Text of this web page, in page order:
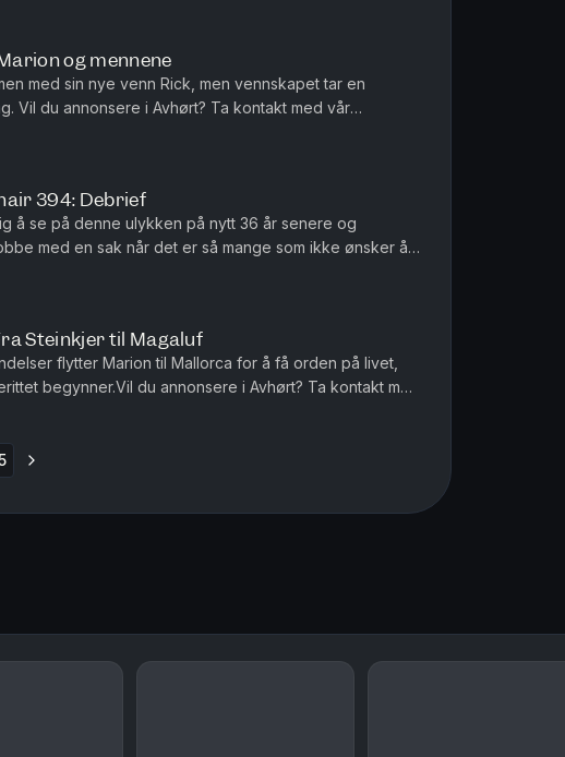
og mennene
med sin nye venn Rick, men vennskapet tar en
Vil du annonsere i Avhørt? Ta kontakt med vår
Media AS har redaktøransvar for denne pod...
394: Debrief
å se på denne ulykken på nytt 36 år senere og
med en sak når det er så mange som ikke ønsker å
Steinkjer til Magaluf
flytter Marion til Mallorca for å få orden på livet,
begynner.Vil du annonsere i Avhørt? Ta kontakt med
Media AS har ...